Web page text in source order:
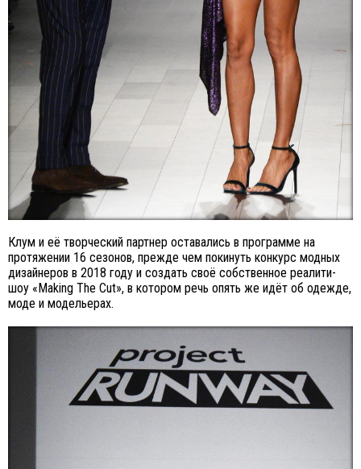
Клум и её творческий партнер оставались в программе на
протяжении 16 сезонов, прежде чем покинуть конкурс модных
дизайнеров в 2018 году и создать своё собственное реалити-
шоу «Making The Cut», в котором речь опять же идёт об одежде,
моде и модельерах.